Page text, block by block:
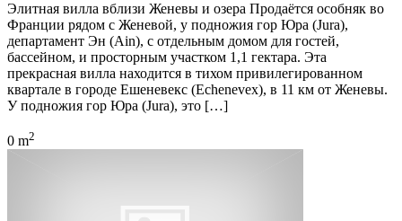
Элитная вилла вблизи Женевы и озера Продаётся особняк во
Франции рядом с Женевой, у подножия гор Юра (Jura),
департамент Эн (Ain), с отдельным домом для гостей,
бассейном, и просторным участком 1,1 гектара. Эта
прекрасная вилла находится в тихом привилегированном
квартале в городе Ешеневекс (Echenevex), в 11 км от Женевы.
У подножия гор Юра (Jura), это […]
0 m2